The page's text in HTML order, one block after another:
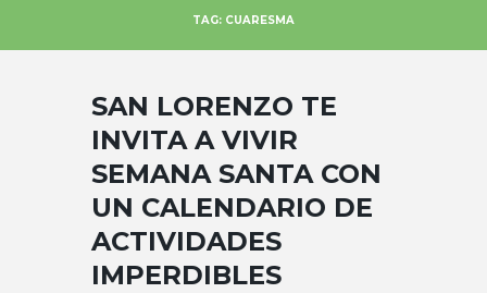
TAG: CUARESMA
SAN LORENZO TE
INVITA A VIVIR
SEMANA SANTA CON
UN CALENDARIO DE
ACTIVIDADES
IMPERDIBLES